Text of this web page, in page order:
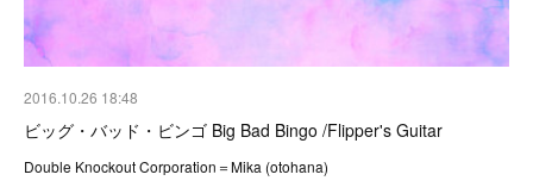
2016.10.26 18:48
ビッグ・バッド・ビンゴ Big Bad Bingo /Flipper's Guitar
Double Knockout Corporation＝Mika (otohana)